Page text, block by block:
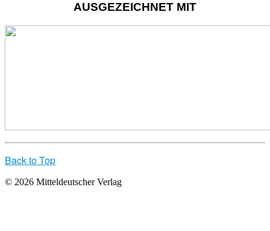
AUSGEZEICHNET MIT
Back to Top
© 2026 Mitteldeutscher Verlag